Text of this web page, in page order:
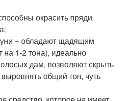
окрасить пряди
– обладают щадящим
на 1-2 тона), идеально
дам, позволяют скрыть
общий тон, чуть